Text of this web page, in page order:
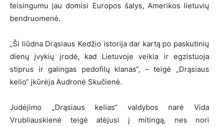
teisingumu jau domisi Europos šalys, Amerikos lietuvių
bendruomenė.
„Ši liūdna Drąsiaus Kedžio istorija dar kartą po paskutinių
dienų įvykių įrodė, kad Lietuvoje veikia ir egzistuoja
stiprus ir galingas pedofilų klanas“, – teigė „Drąsiaus
kelio“ įkūrėja Audronė Skučienė.
Judėjimo „Drąsiaus kelias“ valdybos narė Vida
Vrubliauskienė teigė atėjusi į mitingą, nes nori